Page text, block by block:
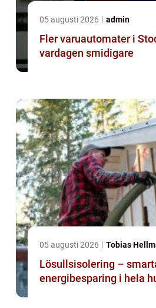
05 augusti 2026 admin
Fler varuautomater i
vardagen smidigare
05 augusti 2026 Tobias
Lösullsisolering –
energibesparing i hela